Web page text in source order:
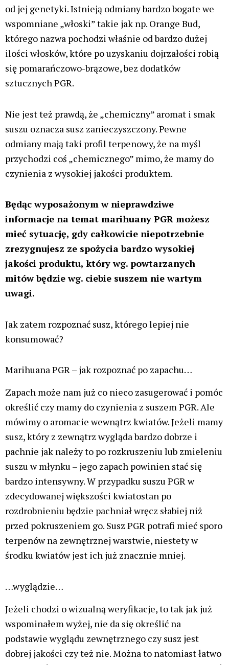
od jej genetyki. Istnieją odmiany bardzo bogate we
wspomniane „włoski” takie jak np. Orange Bud,
którego nazwa pochodzi właśnie od bardzo dużej
ilości włosków, które po uzyskaniu dojrzałości robią
się pomarańczowo-brązowe, bez dodatków
sztucznych PGR.
Nie jest też prawdą, że „chemiczny” aromat i smak
suszu oznacza susz zanieczyszczony. Pewne
odmiany mają taki profil terpenowy, że na myśl
przychodzi coś „chemicznego” mimo, że mamy do
czynienia z wysokiej jakości produktem.
Będąc wyposażonym w nieprawdziwe
informacje na temat marihuany PGR możesz
mieć sytuację, gdy całkowicie niepotrzebnie
zrezygnujesz ze spożycia bardzo wysokiej
jakości produktu, który wg. powtarzanych
mitów będzie wg. ciebie suszem nie wartym
uwagi.
Jak zatem rozpoznać susz, którego lepiej nie
konsumować?
Marihuana PGR – jak rozpoznać po zapachu…
Zapach może nam już co nieco zasugerować i pomóc
określić czy mamy do czynienia z suszem PGR. Ale
mówimy o aromacie wewnątrz kwiatów. Jeżeli mamy
susz, który z zewnątrz wygląda bardzo dobrze i
pachnie jak należy to po rozkruszeniu lub zmieleniu
suszu w młynku – jego zapach powinien stać się
bardzo intensywny. W przypadku suszu PGR w
zdecydowanej większości kwiatostan po
rozdrobnieniu będzie pachniał wręcz słabiej niż
przed pokruszeniem go. Susz PGR potrafi mieć sporo
terpenów na zewnętrznej warstwie, niestety w
środku kwiatów jest ich już znacznie mniej.
…wyglądzie…
Jeżeli chodzi o wizualną weryfikacje, to tak jak już
wspominałem wyżej, nie da się określić na
podstawie wyglądu zewnętrznego czy susz jest
dobrej jakości czy też nie. Można to natomiast łatwo